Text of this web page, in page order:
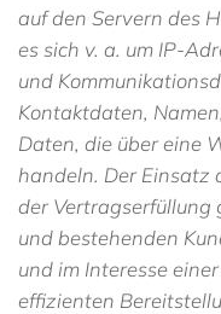
auf den Servern des
es sich v. a. um IP-
und
Kontaktdaten,
Daten, die über eine
handeln. Der Einsatz
der Vertragserfüllung
und bestehenden
und im Interesse
effizienten